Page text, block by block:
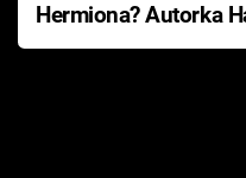
Hermiona? Autorka
Pottera přišla s